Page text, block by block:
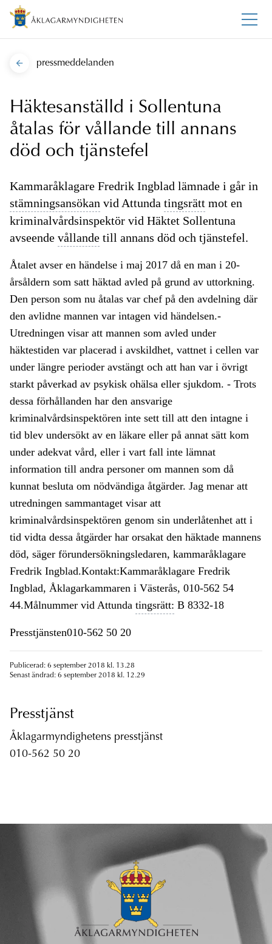
pressmeddelanden
Häktesanställd i Sollentuna
åtalas för vållande till annans
död och tjänstefel
Kammaråklagare Fredrik Ingblad lämnade i går in
stämningsansökan vid Attunda tingsrätt mot en
kriminalvårdsinspektör vid Häktet Sollentuna
avseende vållande till annans död och tjänstefel.
Åtalet avser en händelse i maj 2017 då en man i 20-
årsåldern som satt häktad avled på grund av uttorkning.
Den person som nu åtalas var chef på den avdelning där
den avlidne mannen var intagen vid händelsen.-
Utredningen visar att mannen som avled under
häktestiden var placerad i avskildhet, vattnet i cellen var
under längre perioder avstängt och att han var i övrigt
starkt påverkad av psykisk ohälsa eller sjukdom. - Trots
dessa förhållanden har den ansvarige
kriminalvårdsinspektören inte sett till att den intagne i
tid blev undersökt av en läkare eller på annat sätt kom
under adekvat vård, eller i vart fall inte lämnat
information till andra personer om mannen som då
kunnat besluta om nödvändiga åtgärder. Jag menar att
utredningen sammantaget visar att
kriminalvårdsinspektören genom sin underlåtenhet att i
tid vidta dessa åtgärder har orsakat den häktade mannens
död, säger förundersökningsledaren, kammaråklagare
Fredrik Ingblad.Kontakt:Kammaråklagare Fredrik
Ingblad, Åklagarkammaren i Västerås, 010-562 54
44.Målnummer vid Attunda tingsrätt: B 8332-18
Presstjänsten010-562 50 20
Publicerad: 6 september 2018 kl. 13.28
Senast ändrad: 6 september 2018 kl. 12.29
Presstjänst
Åklagarmyndighetens presstjänst
010-562 50 20